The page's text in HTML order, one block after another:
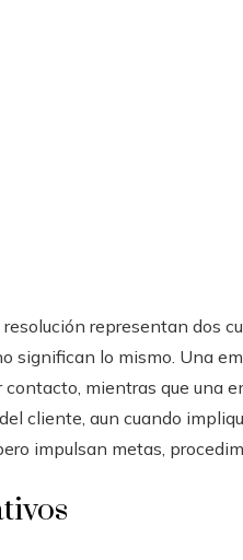
representan dos
significan lo mismo. Una
mientras que una
cliente, aun cuando
impulsan metas,